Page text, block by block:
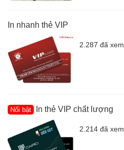
In nhanh thẻ VIP
2.287 đã xem
Nổi bật In thẻ VIP chất lượng
2.214 đã xem